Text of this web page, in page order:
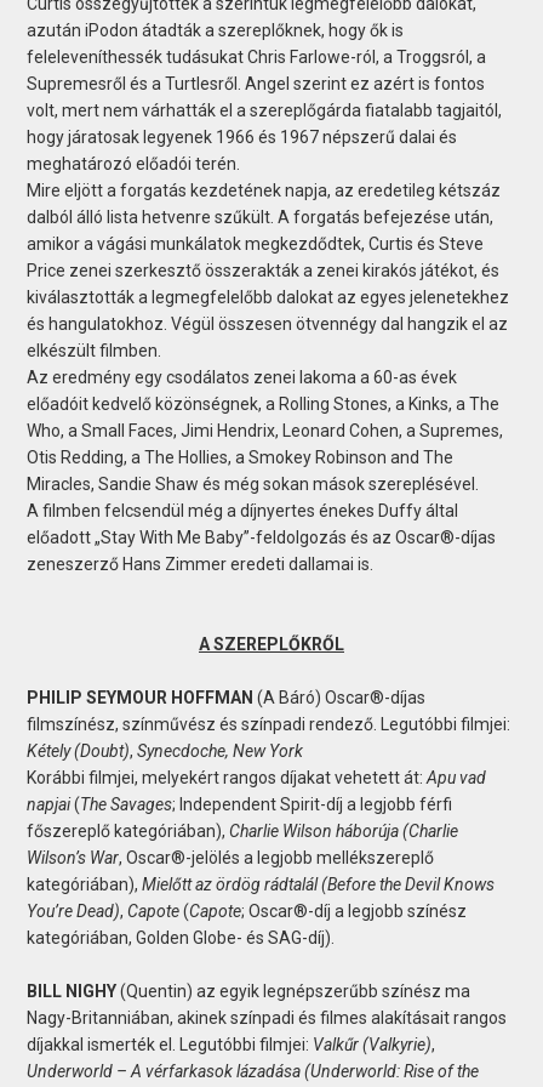
azután iPodon átadták a szereplőknek, hogy ők is
feleleveníthessék tudásukat Chris Farlowe-ról, a Troggsról, a
Supremesről és a Turtlesről. Angel szerint ez azért is fontos
volt, mert nem várhatták el a szereplőgárda fiatalabb tagjaitól,
hogy járatosak legyenek 1966 és 1967 népszerű dalai és
meghatározó előadói terén.
Mire eljött a forgatás kezdetének napja, az eredetileg kétszáz
dalból álló lista hetvenre szűkült. A forgatás befejezése után,
amikor a vágási munkálatok megkezdődtek, Curtis és Steve
Price zenei szerkesztő összerakták a zenei kirakós játékot, és
kiválasztották a legmegfelelőbb dalokat az egyes jelenetekhez
és hangulatokhoz. Végül összesen ötvennégy dal hangzik el az
elkészült filmben.
Az eredmény egy csodálatos zenei lakoma a 60-as évek
előadóit kedvelő közönségnek, a Rolling Stones, a Kinks, a The
Who, a Small Faces, Jimi Hendrix, Leonard Cohen, a Supremes,
Otis Redding, a The Hollies, a Smokey Robinson and The
Miracles, Sandie Shaw és még sokan mások szereplésével.
A filmben felcsendül még a díjnyertes énekes Duffy által
előadott „Stay With Me Baby”-feldolgozás és az Oscar®-díjas
zeneszerző Hans Zimmer eredeti dallamai is.
A SZEREPLŐKRŐL
PHILIP SEYMOUR HOFFMAN (A Báró) Oscar®-díjas
filmszínész, színművész és színpadi rendező. Legutóbbi filmjei:
Kétely (Doubt), Synecdoche, New York
Korábbi filmjei, melyekért rangos díjakat vehetett át:Apu vad
napjai(The Savages; Independent Spirit-díj a legjobb férfi
főszereplő kategóriában), Charlie Wilson háborúja (Charlie
Wilson’s War, Oscar®-jelölés a legjobb mellékszereplő
kategóriában),Mielőtt az ördög rádtalál (Before the Devil Knows
You’re Dead), Capote(Capote; Oscar®-díj a legjobb színész
kategóriában, Golden Globe- és SAG-díj).
BILL NIGHY(Quentin) az egyik legnépszerűbb színész ma
Nagy-Britanniában, akinek színpadi és filmes alakításait rangos
díjakkal ismerték el. Legutóbbi filmjei: Valkűr (Valkyrie),
Underworld – A vérfarkasok lázadása (Underworld: Rise of the